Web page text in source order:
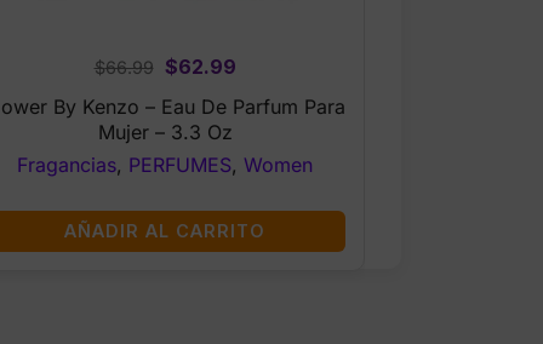
$66.99
Original
price
was:
$66.99.
$62.99Current
price
$62.99.
By Kenzo – Eau De Parfum Para
Mujer – 3.3 Oz
Fragancias, PERFUMES, Women
AÑADIR AL CARRITO